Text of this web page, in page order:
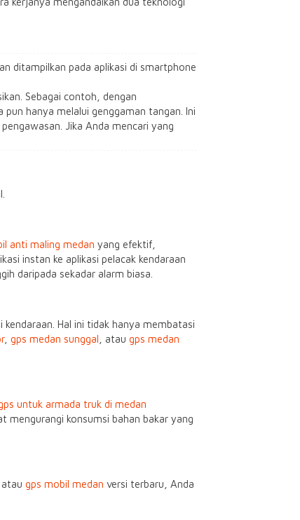
ditampilkan pada aplikasi di smartphone
Sebagai contoh, dengan
pun hanya melalui genggaman tangan. Ini
Jika Anda mencari yang
anti maling medan yang efektif,
instan ke aplikasi pelacak kendaraan
daripada sekadar alarm biasa.
Hal ini tidak hanya membatasi
, gps medan sunggal , atau gps medan
untuk armada truk di medan
mengurangi konsumsi bahan bakar yang
atau gps mobil medan versi terbaru, Anda